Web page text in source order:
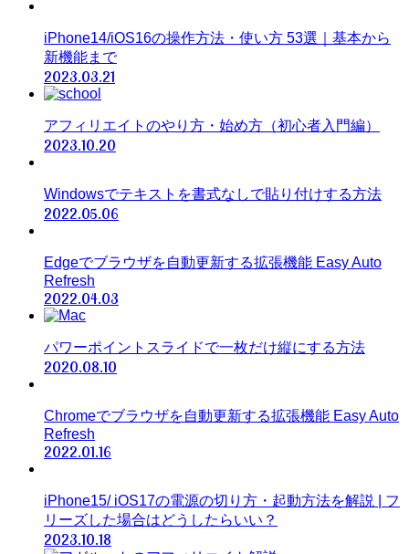
iPhone14/iOS16の操作方法・使い方 53選｜基本から
新機能まで
2023.03.21
アフィリエイトのやり方・始め方（初心者入門編）
2023.10.20
Windowsでテキストを書式なしで貼り付けする方法
2022.05.06
Edgeでブラウザを自動更新する拡張機能 Easy Auto
Refresh
2022.04.03
パワーポイントスライドで一枚だけ縦にする方法
2020.08.10
Chromeでブラウザを自動更新する拡張機能 Easy Auto
Refresh
2022.01.16
iPhone15/ iOS17の電源の切り方・起動方法を解説 | フ
リーズした場合はどうしたらいい？
2023.10.18